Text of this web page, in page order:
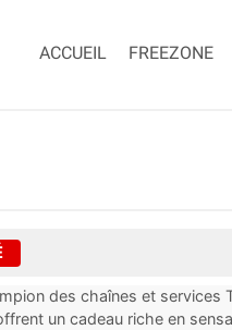
ACCUEIL FREEZONE
des chaînes et services
un cadeau riche en